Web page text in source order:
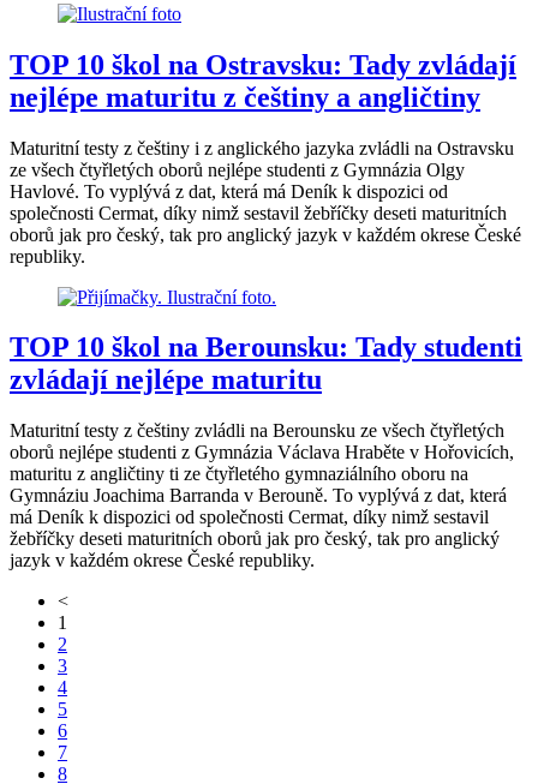
TOP 10 škol na Ostravsku: Tady zvládají
nejlépe maturitu z češtiny a angličtiny
Maturitní testy z češtiny i z anglického jazyka zvládli na Ostravsku
ze všech čtyřletých oborů nejlépe studenti z Gymnázia Olgy
Havlové. To vyplývá z dat, která má Deník k dispozici od
společnosti Cermat, díky nimž sestavil žebříčky deseti maturitních
oborů jak pro český, tak pro anglický jazyk v každém okrese České
republiky.
TOP 10 škol na Berounsku: Tady studenti
zvládají nejlépe maturitu
Maturitní testy z češtiny zvládli na Berounsku ze všech čtyřletých
oborů nejlépe studenti z Gymnázia Václava Hraběte v Hořovicích,
maturitu z angličtiny ti ze čtyřletého gymnaziálního oboru na
Gymnáziu Joachima Barranda v Berouně. To vyplývá z dat, která
má Deník k dispozici od společnosti Cermat, díky nimž sestavil
žebříčky deseti maturitních oborů jak pro český, tak pro anglický
jazyk v každém okrese České republiky.
<
1
2
3
4
5
6
7
8